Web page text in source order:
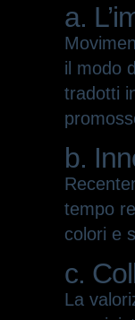
a.
il modo
tradotti
b.
tempo
colori e
c.
La